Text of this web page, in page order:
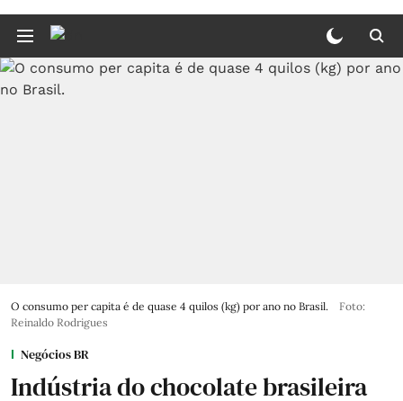
O consumo per capita é de quase 4 quilos (kg) por ano no Brasil.
Foto:
Reinaldo Rodrigues
Negócios BR
Indústria do chocolate brasileira